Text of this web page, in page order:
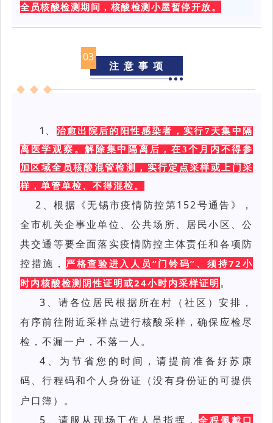
全员核酸检测期间，核酸检测小屋暂停开放。
03
注 意 事 项
1、
治愈出院后的阳性感染者，实行7天集中隔
离医学观察。解除集中隔离后，在3个月内不得参
加区域全员核酸混管检测，实行定点采样或上门采
样，单管单检、不得混检。
2、根据《无锡市疫情防控第152号通告》，
全市机关企事业单位、公共场所、居民小区、公
共交通等要全面落实疫情防控主体责任和各项防
控措施， 严格查验进入人员“门铃码”、须持72小
时内核酸检测阴性证明或24小时内采样证明 。
3、请各位居民根据所在村（社区）安排，
有序前往附近采样点进行核酸采样，确保 应检尽
检 ，不漏一户，不落一人。
4、为节省您的时间，请提前准备好苏康
码、行程码和个人身份证（没有身份证的可提供
户口簿）。
5、请服从现场工作人员指挥， 全程佩戴口